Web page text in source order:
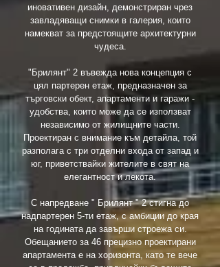
иновативен дизайн, демонстриран чрез
завладяващи снимки в галерия, които
намекват за предстоящите архитектурни
чудеса.
"Брилянт" 2 въвежда нова концепция с
цял партерен етаж, предназначен за
търговски обект, апартаменти и гаражи -
удобства, които може да се използват
независимо от жилищните части.
Проектиран с внимание към детайла, той
разполага с три отделни входа от запад и
юг, приветствайки жителите в свят на
елегантност и лекота.
С напредване " Брилянт " 2 стигна до
надпартерен 5-ти етаж, с амбиции до края
на годината да завърши строежа си.
Обещанието за 46 прецизно проектирани
апартамента е на хоризонта, като те вече